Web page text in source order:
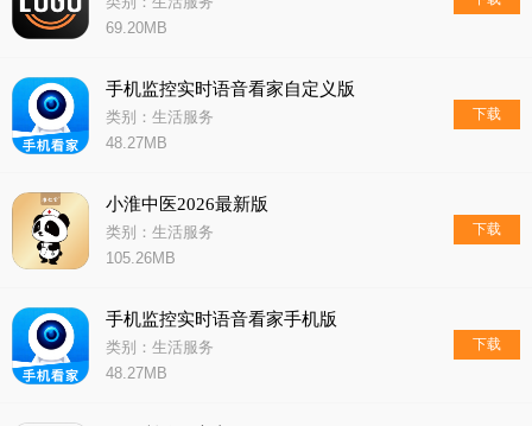
69.20MB
手机监控实时语音看家自定义版
类别：生活服务
48.27MB
下载
小淮中医2026最新版
类别：生活服务
105.26MB
下载
手机监控实时语音看家手机版
类别：生活服务
48.27MB
下载